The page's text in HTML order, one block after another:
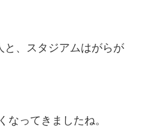
と、スタジアムはがらが
なってきましたね。